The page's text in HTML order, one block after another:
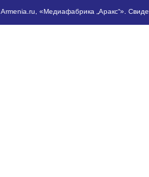
Armenia.ru , «Медиафабрика „Аракс“».